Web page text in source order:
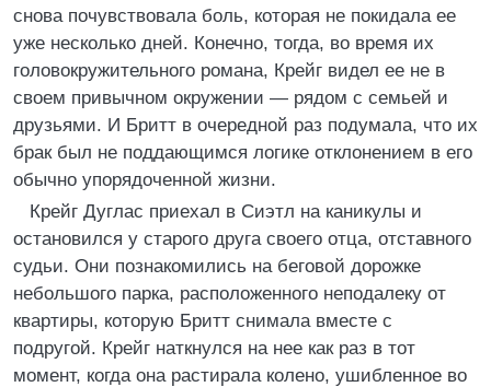
снова почувствовала боль, которая не покидала ее
уже несколько дней. Конечно, тогда, во время их
головокружительного романа, Крейг видел ее не в
своем привычном окружении — рядом с семьей и
друзьями. И Бритт в очередной раз подумала, что их
брак был не поддающимся логике отклонением в его
обычно упорядоченной жизни.
Крейг Дуглас приехал в Сиэтл на каникулы и
остановился у старого друга своего отца, отставного
судьи. Они познакомились на беговой дорожке
небольшого парка, расположенного неподалеку от
квартиры, которую Бритт снимала вместе с
подругой. Крейг наткнулся на нее как раз в тот
момент, когда она растирала колено, ушибленное во